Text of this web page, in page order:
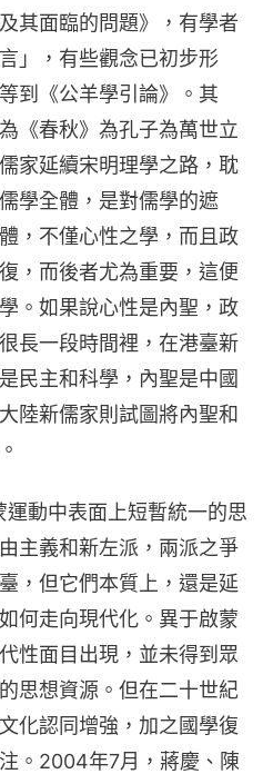
其面臨的問題》，有學者
」，有些觀念已初步形
到《公羊學引論》。其
《春秋》為孔子為萬世立
家延續宋明理學之路，耽
學全體，是對儒學的遮
，不僅心性之學，而且政
，而後者尤為重要，這便
。如果說心性是內聖，政
長一段時間裡，在港臺新
民主和科學，內聖是中國
陸新儒家則試圖將內聖和
動中表面上短暫統一的思
主義和新左派，兩派之爭
，但它們本質上，還是延
何走向現代化。異于啟蒙
性面目出現，並未得到眾
思想資源。但在二十世紀
化認同增強，加之國學復
。2004年7月，蔣慶、陳